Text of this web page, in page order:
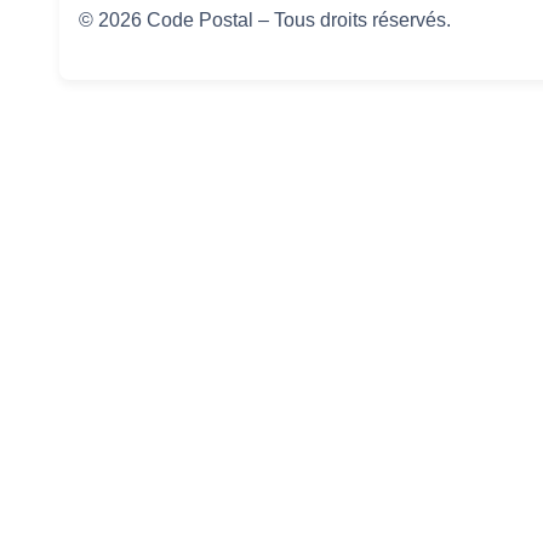
© 2026 Code Postal – Tous droits réservés.